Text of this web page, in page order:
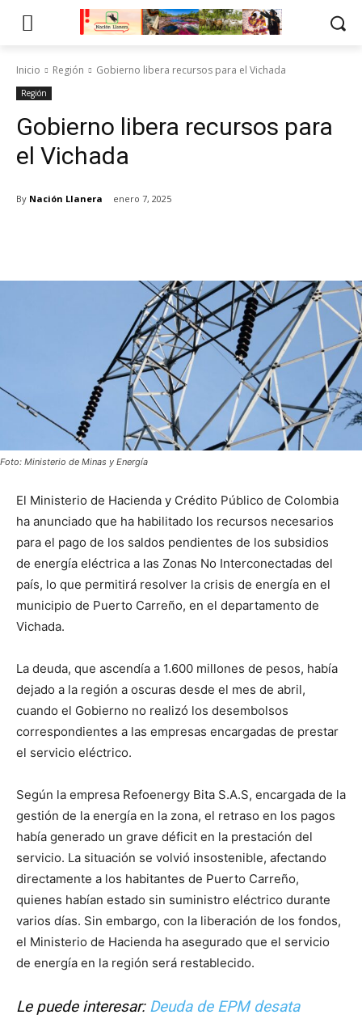
Inicio Región Gobierno libera recursos para el Vichada
Región
Gobierno libera recursos para
el Vichada
By Nación Llanera enero 7, 2025
Foto: Ministerio de Minas y Energía
El Ministerio de Hacienda y Crédito Público de Colombia
ha anunciado que ha habilitado los recursos necesarios
para el pago de los saldos pendientes de los subsidios
de energía eléctrica a las Zonas No Interconectadas del
país, lo que permitirá resolver la crisis de energía en el
municipio de Puerto Carreño, en el departamento de
Vichada.
La deuda, que ascendía a 1.600 millones de pesos, había
dejado a la región a oscuras desde el mes de abril,
cuando el Gobierno no realizó los desembolsos
correspondientes a las empresas encargadas de prestar
el servicio eléctrico.
Según la empresa Refoenergy Bita S.A.S, encargada de la
gestión de la energía en la zona, el retraso en los pagos
había generado un grave déficit en la prestación del
servicio. La situación se volvió insostenible, afectando
directamente a los habitantes de Puerto Carreño,
quienes habían estado sin suministro eléctrico durante
varios días. Sin embargo, con la liberación de los fondos,
el Ministerio de Hacienda ha asegurado que el servicio
de energía en la región será restablecido.
Le puede interesar: Deuda de EPM desata